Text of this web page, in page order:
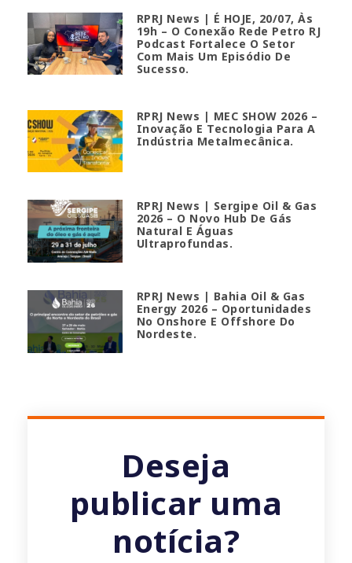
RPRJ News | É HOJE, 20/07, Às
19h – O Conexão Rede Petro RJ
Podcast Fortalece O Setor
Com Mais Um Episódio De
Sucesso.
RPRJ News | MEC SHOW 2026 –
Inovação E Tecnologia Para A
Indústria Metalmecânica.
RPRJ News | Sergipe Oil & Gas
2026 – O Novo Hub De Gás
Natural E Águas
Ultraprofundas.
RPRJ News | Bahia Oil & Gas
Energy 2026 – Oportunidades
No Onshore E Offshore Do
Nordeste.
Deseja
publicar uma
notícia?